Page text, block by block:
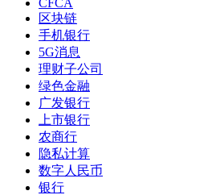
区块链
手机银行
5G消息
理财子公司
绿色金融
广发银行
上市银行
农商行
隐私计算
数字人民币
银行